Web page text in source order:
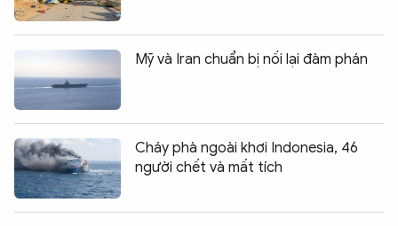
Mỹ và Iran chuẩn bị nối lại đàm phán
Cháy phà ngoài khơi Indonesia, 46
người chết và mất tích